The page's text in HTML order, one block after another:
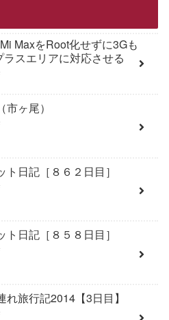
MaxをRoot化せずに3Gも
ラスエリアに対応させる
市ヶ尾）
ト日記［８６２日目］
ト日記［８５８日目］
れ旅行記2014【3日目】